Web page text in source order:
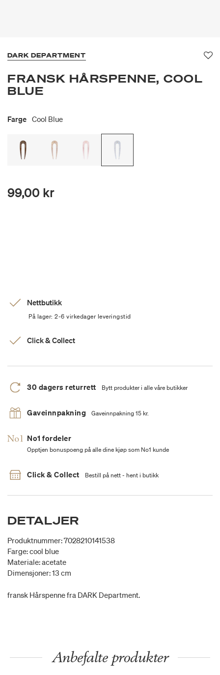
DARK DEPARTMENT
FRANSK HÅRSPENNE, COOL
BLUE
Farge Cool Blue
99,00 kr
Nettbutikk
På lager: 2-6 virkedager leveringstid
Click & Collect
30 dagers returrett Bytt produkter i alle våre butikker
Gaveinnpakning Gaveinnpakning 15 kr.
No1 fordeler
Opptjen bonuspoeng på alle dine kjøp som No1 kunde
Click & Collect Bestill på nett - hent i butikk
DETALJER
Produktnummer: 7028210141538
Farge: cool blue
Materiale: acetate
Dimensjoner: 13 cm
fransk Hårspenne fra DARK Department.
Anbefalte produkter